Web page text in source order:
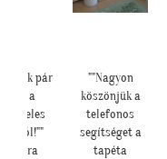
pár
a
Laura
""Nagyon
köszönjük a
telefonos
segítséget a
tapéta